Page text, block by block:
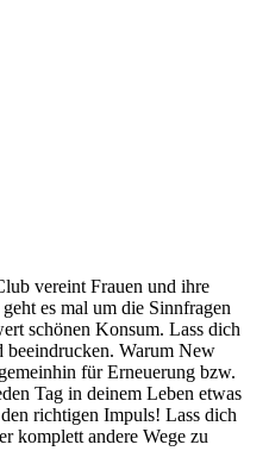
vereint Frauen und ihre
es mal um die Sinnfragen
schönen Konsum. Lass dich
beeindrucken. Warum New
für Erneuerung bzw.
Tag in deinem Leben etwas
richtigen Impuls! Lass dich
komplett andere Wege zu